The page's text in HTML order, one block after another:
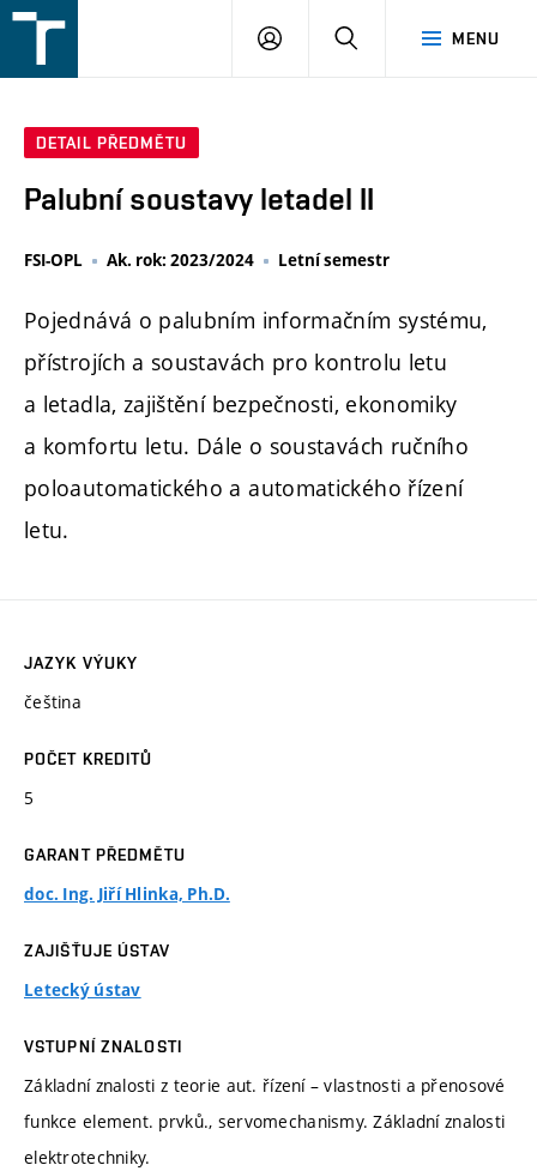
v
MENU
PŘIHLÁŠENÍ
DETAIL PŘEDMĚTU
Palubní soustavy letadel II
FSI-OPL Ak. rok: 2023/2024 Letní semestr
Pojednává o palubním informačním systému,
přístrojích a soustavách pro kontrolu letu
a letadla, zajištění bezpečnosti, ekonomiky
a komfortu letu. Dále o soustavách ručního
poloautomatického a automatického řízení
letu.
JAZYK VÝUKY
čeština
POČET KREDITŮ
5
GARANT PŘEDMĚTU
doc. Ing. Jiří Hlinka, Ph.D.
ZAJIŠŤUJE ÚSTAV
Letecký ústav
VSTUPNÍ ZNALOSTI
Základní znalosti z teorie aut. řízení – vlastnosti a přenosové
funkce element. prvků., servomechanismy. Základní znalosti
elektrotechniky.